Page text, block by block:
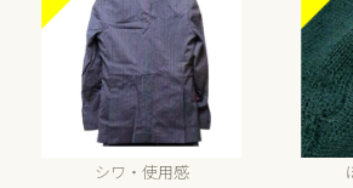
シワ・使用感